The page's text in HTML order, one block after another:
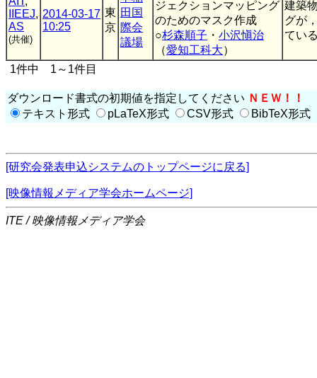
IIEEJ,
AS
(共催)
2014-03-17
10:25
東
京
田国
際会
議場
ジェクションマッピング
のためのマスク作成
○杉森順子 ・ 小沢愼治
（愛知工科大）
建築
グが
てい
1件中 1～1件目
ダウンロード書式の初期値を指定してください ＮＥＷ！！
テキスト形式
pLaTeX形式 CSV形式 BibTeX形式
[研究会発表申込システムのトップページに戻る]
[映像情報メディア学会ホームページ]
ITE / 映像情報メディア学会